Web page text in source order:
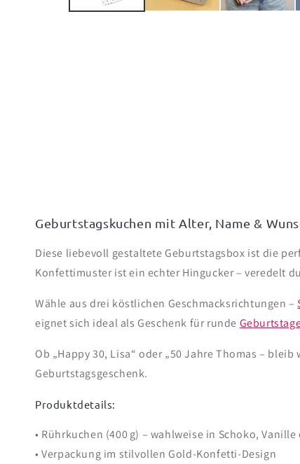
Geburtstagskuchen mit Alter, Name &
Diese liebevoll gestaltete Geburtstagsbox ist die
Konfettimuster ist ein echter Hingucker – veredelt
Wähle aus drei köstlichen Geschmacksrichtungen –
eignet sich ideal als Geschenk für runde
Ob „Happy 30, Lisa“ oder „50 Jahre Thomas –
Geburtstagsgeschenk.
Produktdetails:
• Rührkuchen (400 g) – wahlweise in Schoko,
• Verpackung im stilvollen Gold-Konfetti-Design